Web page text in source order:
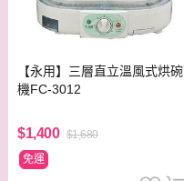
【永用】三層直立溫風式烘碗
機FC-3012
$1,400 $1,680
免運